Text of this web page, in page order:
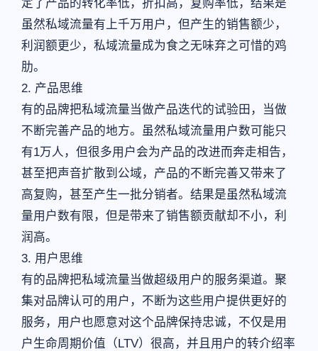
定了产品的转化率低，折扣高，复购率低，结果是
虽然私域流量有上千万用户，但产生的销售额少，
利润额更少，私域流量成为食之无味弃之可惜的鸡
肋。
2. 产品思维
有的品牌把私域流量当做产品迭代的试验田，当做
不断完善产品的地方。虽然私域流量用户数可能只
有1万人，但很多用户会为产品的改进而奔走相告，
甚至把声音扩散到公域，产品的不断完善又带来了
高复购，甚至产生一批分销者。结果是虽然私域流
量用户数有限，但是带来了销售额贡献却不小，利
润高。
3. 用户思维
有的品牌把私域流量当做超级用户的服务渠道。聚
集对品牌认可的用户，不断为这些用户提供更好的
服务，用户也愿意对这个品牌保持忠诚，不仅是用
户生命周期价值（LTV）很高，并且用户的转介绍率